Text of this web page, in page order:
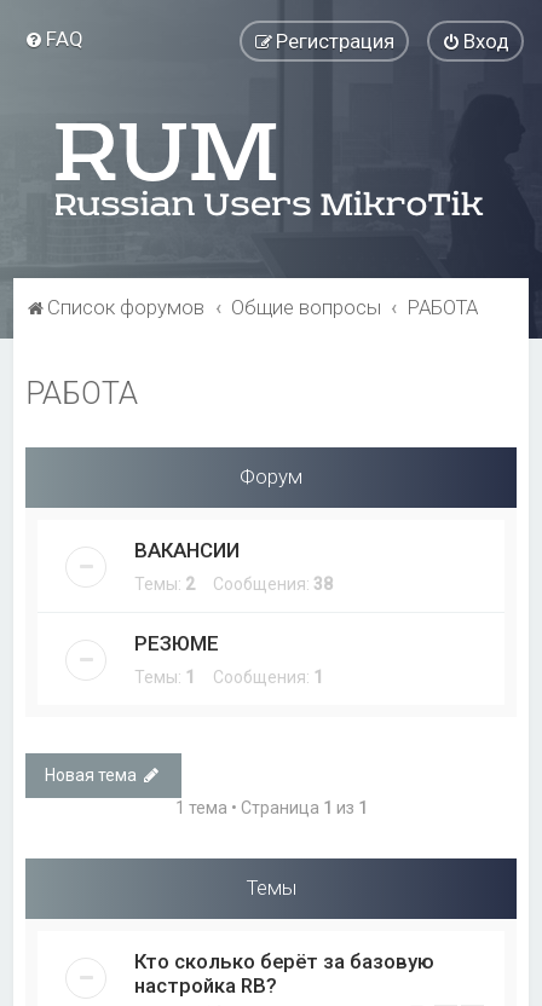
FAQ Вход
Регистрация
Список форумов Общие вопросы РАБОТА
РАБОТА
Форум
ВАКАНСИИ
Темы: 2Сообщения: 38
РЕЗЮМЕ
Темы: 1 Сообщения: 1
Новая тема
1 тема • Страница 1 из 1
Темы
Кто сколько берёт за базовую
настройка RB?